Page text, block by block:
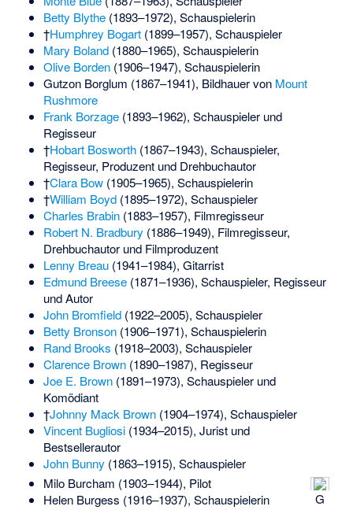
Betty Blythe(1893–1972), Schauspielerin
†Humphrey Bogart(1899–1957), Schauspieler
Mary Boland(1880–1965), Schauspielerin
Olive Borden(1906–1947), Schauspielerin
Gutzon Borglum (1867–1941), Bildhauer von Mount
Rushmore
Frank Borzage(1893–1962), Schauspieler und
Regisseur
†Hobart Bosworth(1867–1943), Schauspieler,
Regisseur, Produzent und Drehbuchautor
†Clara Bow(1905–1965), Schauspielerin
†William Boyd(1895–1972), Schauspieler
Charles Brabin(1883–1957), Filmregisseur
Robert N. Bradbury (1886–1949), Filmregisseur,
Drehbuchautor und Filmproduzent
Lenny Breau(1941–1984), Gitarrist
Edmund Breese(1871–1936), Schauspieler, Regisseur
und Autor
John Bromfield(1922–2005), Schauspieler
Betty Bronson(1906–1971), Schauspielerin
Rand Brooks (1918–2003), Schauspieler
Clarence Brown(1890–1987), Regisseur
Joe E. Brown(1891–1973), Schauspieler und
Komödiant
†Johnny Mack Brown(1904–1974), Schauspieler
Vincent Bugliosi(1934–2015), Jurist und
Bestsellerautor
John Bunny (1863–1915), Schauspieler
G
Milo Burcham (1903–1944), Pilot
Helen Burgess (1916–1937), Schauspielerin